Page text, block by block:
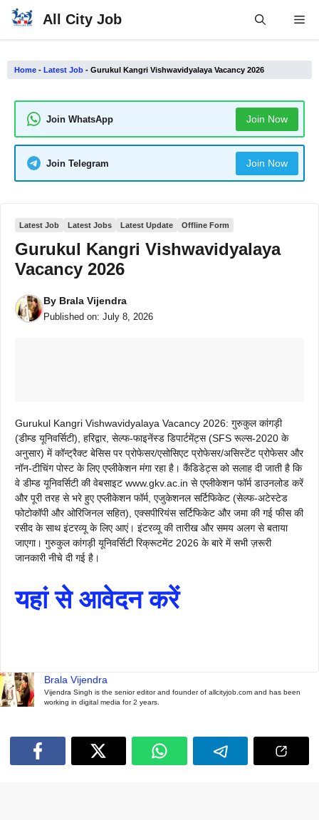
Skip
All City Job
Home - Latest Job - Gurukul Kangri Vishwavidyalaya Vacancy 2026
Join WhatsApp Join Now
Join Telegram Join Now
Latest Job Latest Jobs Latest Update Offline Form
Gurukul Kangri Vishwavidyalaya
Vacancy 2026
By Brala Vijendra
Published on: July 8, 2026
Gurukul Kangri Vishwavidyalaya Vacancy 2026: गुरुकुल कांगड़ी
(डीम्ड यूनिवर्सिटी), हरिद्वार, सेल्फ-फाइनेंस्ड डिपार्टमेंट्स (SFS रूल्स-2020 के
अनुसार) में कॉन्ट्रैक्ट बेसिस पर प्रोफेसर/एसोसिएट प्रोफेसर/असिस्टेंट प्रोफेसर और
नॉन-टीचिंग पोस्ट के लिए एप्लीकेशन मंगा रहा है। कैंडिडेट्स को सलाह दी जाती है कि
वे डीम्ड यूनिवर्सिटी की वेबसाइट www.gkv.ac.in से एप्लीकेशन फॉर्म डाउनलोड करें
और पूरी तरह से भरे हुए एप्लीकेशन फॉर्म, एजुकेशनल सर्टिफिकेट (सेल्फ-अटेस्टेड
फोटोकॉपी और ओरिजिनल सहित), एक्सपीरियंस सर्टिफिकेट और जमा की गई फीस की
रसीद के साथ इंटरव्यू के लिए आएं। इंटरव्यू की तारीख और समय अलग से बताया
जाएगा। गुरुकुल कांगड़ी यूनिवर्सिटी रिक्रूटमेंट 2026 के बारे में सभी ज़रूरी
जानकारी नीचे दी गई है।
यहां से आवेदन करें
Brala Vijendra
Vijendra Singh is the senior editor and founder of allcityjob.com and has been
working in digital media for 2 years.